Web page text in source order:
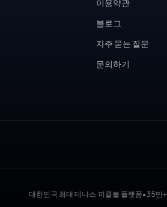
이용약관
블로그
자주 묻는 질문
문의하기
대한민국 최대 테니스·피클볼 플랫폼•35만